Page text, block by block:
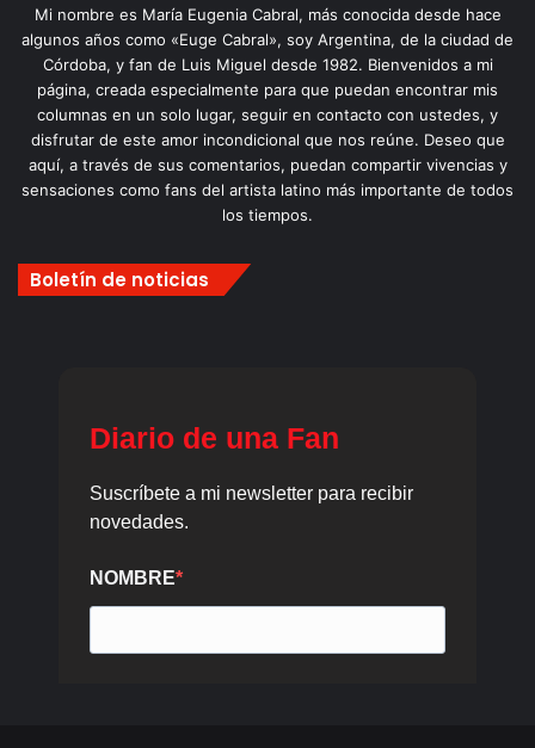
Mi nombre es María Eugenia Cabral, más conocida desde hace
algunos años como «Euge Cabral», soy Argentina, de la ciudad de
Córdoba, y fan de Luis Miguel desde 1982. Bienvenidos a mi
página, creada especialmente para que puedan encontrar mis
columnas en un solo lugar, seguir en contacto con ustedes, y
disfrutar de este amor incondicional que nos reúne. Deseo que
aquí, a través de sus comentarios, puedan compartir vivencias y
sensaciones como fans del artista latino más importante de todos
los tiempos.
Boletín de noticias